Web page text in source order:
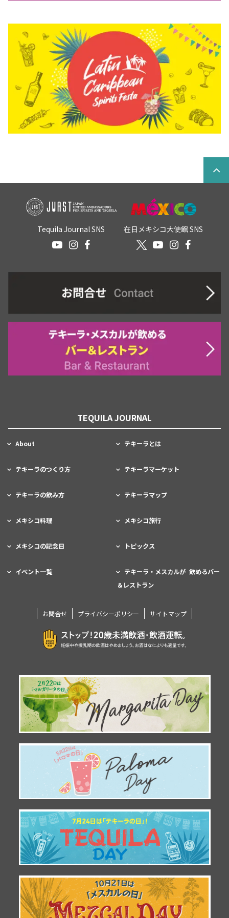
Tequila Journal SNS 在日メキシコ大使館 SNS
TEQUILA JOURNAL
About テキーラとは
テキーラのつくり方 テキーラマーケット
テキーラの飲み方 テキーラマップ
メキシコ料理 メキシコ旅行
メキシコの記念日 トピックス
イベント一覧
テキーラ・メスカルが 飲めるバー
＆レストラン
お問合せ プライバシーポリシー サイトマップ